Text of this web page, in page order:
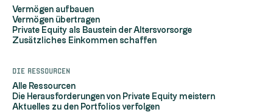
Vermögen aufbauen
Vermögen übertragen
Private Equity als Baustein der Altersvorsorge
Zusätzliches Einkommen schaffen
Die Ressourcen
Alle Ressourcen
Die Herausforderungen von Private Equity meistern
Aktuelles zu den Portfolios verfolgen